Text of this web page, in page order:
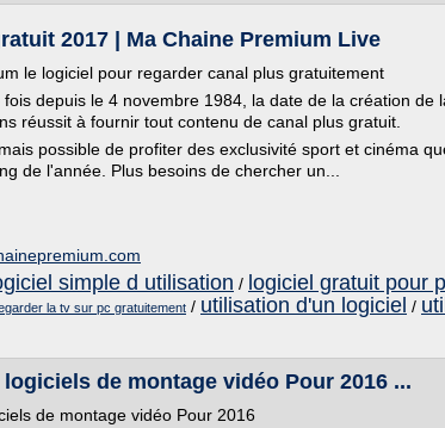
2017 | Ma Chaine Premium Live
le logiciel pour regarder canal plus gratuitement
fois depuis le 4 novembre 1984, la date de la création de
réussit à fournir tout contenu de canal plus gratuit.
possible de profiter des exclusivité sport et cinéma
de l'année. Plus besoins de chercher un...
simple d utilisation / logiciel gratuit pour
la tv sur pc gratuitement / utilisation d'un logiciel /
de montage vidéo Pour 2016 ...
de montage vidéo Pour 2016